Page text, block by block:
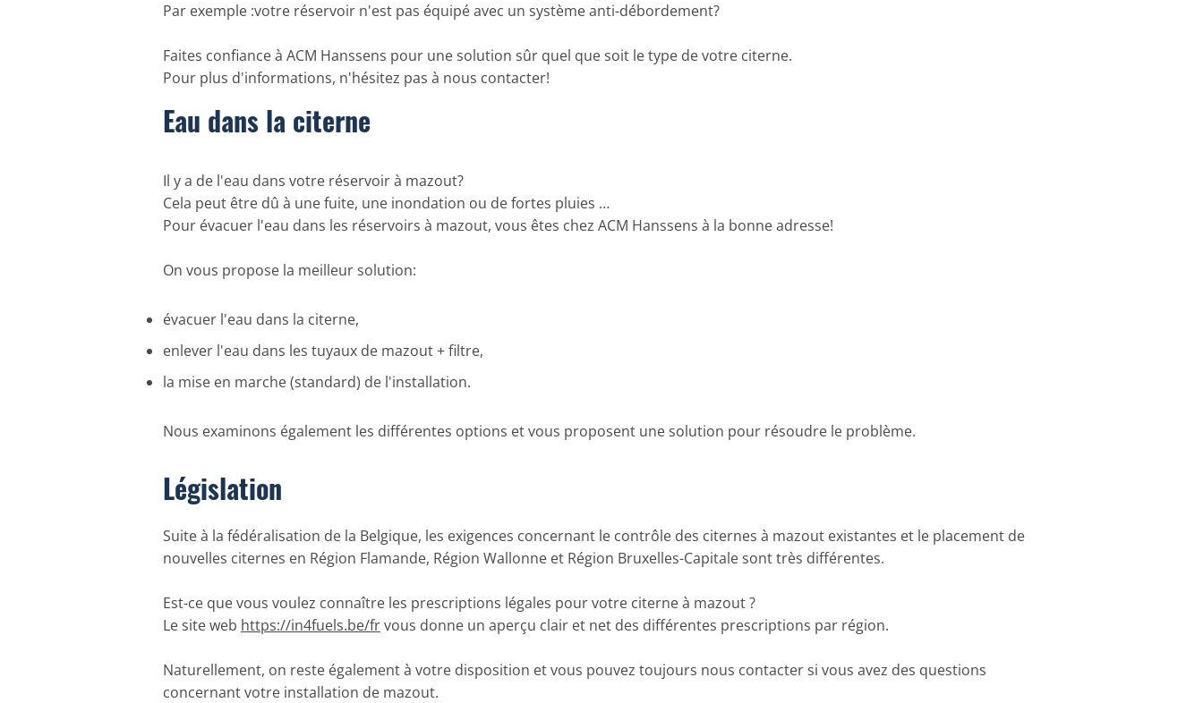
Par exemple :votre réservoir n'est pas équipé avec un système anti-débordement?
Faites confiance à ACM Hanssens pour une solution sûr quel que soit le type de votre citerne.
Pour plus d'informations, n'hésitez pas à nous contacter!
Eau dans la citerne
Il y a de l'eau dans votre réservoir à mazout?
Cela peut être dû à une fuite, une inondation ou de fortes pluies …
Pour évacuer l'eau dans les réservoirs à mazout, vous êtes chez ACM Hanssens à la bonne adresse!
On vous propose la meilleur solution:
évacuer l'eau dans la citerne,
enlever l'eau dans les tuyaux de mazout + filtre,
la mise en marche (standard) de l'installation.
Nous examinons également les différentes options et vous proposent une solution pour résoudre le problème.
Législation
Suite à la fédéralisation de la Belgique, les exigences concernant le contrôle des citernes à mazout existantes et le placement de
nouvelles citernes en Région Flamande, Région Wallonne et Région Bruxelles-Capitale sont très différentes.
Est-ce que vous voulez connaître les prescriptions légales pour votre citerne à mazout ?
Le site web https://in4fuels.be/frvous donne un aperçu clair et net des différentes prescriptions par région.
Naturellement, on reste également à votre disposition et vous pouvez toujours nous contacter si vous avez des questions
concernant votre installation de mazout.